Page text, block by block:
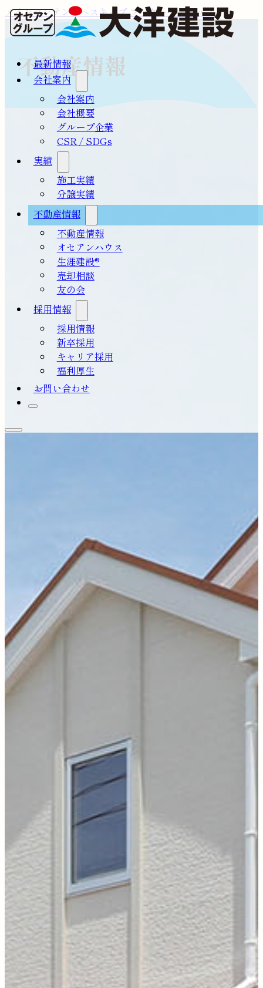
メインコンテンツへスキップフッターへスキップ
最新情報
会社案内
会社案内
会社概要
グループ企業
CSR / SDGs
実績
施工実績
分譲実績
不動産情報
不動産情報
オセアンハウス
生涯建設®
売却相談
友の会
採用情報
採用情報
新卒採用
キャリア採用
福利厚生
お問い合わせ
不動産情報